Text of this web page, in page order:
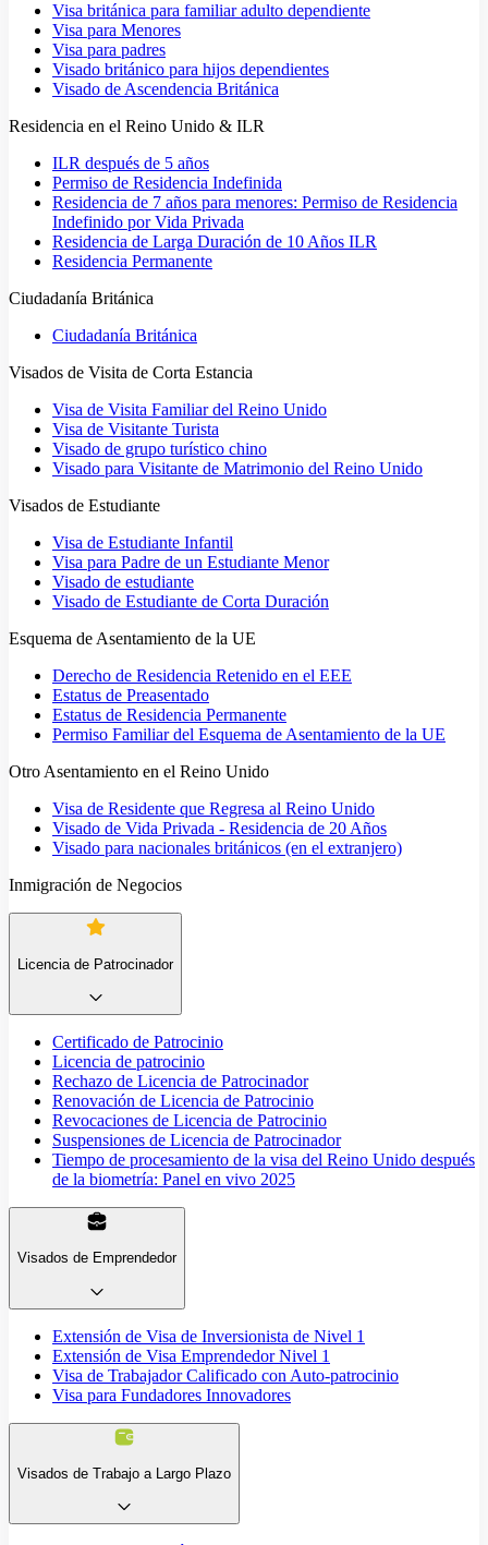
Visa británica para familiar adulto dependiente
Visa para Menores
Visa para padres
Visado británico para hijos dependientes
Visado de Ascendencia Británica
Residencia en el Reino Unido & ILR
ILR después de 5 años
Permiso de Residencia Indefinida
Residencia de 7 años para menores: Permiso de Residencia
Indefinido por Vida Privada
Residencia de Larga Duración de 10 Años ILR
Residencia Permanente
Ciudadanía Británica
Ciudadanía Británica
Visados de Visita de Corta Estancia
Visa de Visita Familiar del Reino Unido
Visa de Visitante Turista
Visado de grupo turístico chino
Visado para Visitante de Matrimonio del Reino Unido
Visados de Estudiante
Visa de Estudiante Infantil
Visa para Padre de un Estudiante Menor
Visado de estudiante
Visado de Estudiante de Corta Duración
Esquema de Asentamiento de la UE
Derecho de Residencia Retenido en el EEE
Estatus de Preasentado
Estatus de Residencia Permanente
Permiso Familiar del Esquema de Asentamiento de la UE
Otro Asentamiento en el Reino Unido
Visa de Residente que Regresa al Reino Unido
Visado de Vida Privada - Residencia de 20 Años
Visado para nacionales británicos (en el extranjero)
Inmigración de Negocios
Licencia de Patrocinador
Certificado de Patrocinio
Licencia de patrocinio
Rechazo de Licencia de Patrocinador
Renovación de Licencia de Patrocinio
Revocaciones de Licencia de Patrocinio
Suspensiones de Licencia de Patrocinador
Tiempo de procesamiento de la visa del Reino Unido después
de la biometría: Panel en vivo 2025
Visados de Emprendedor
Extensión de Visa de Inversionista de Nivel 1
Extensión de Visa Emprendedor Nivel 1
Visa de Trabajador Calificado con Auto-patrocinio
Visa para Fundadores Innovadores
Visados de Trabajo a Largo Plazo